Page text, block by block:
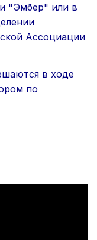
"Эмбер" или в
Ассоциации
в ходе
по